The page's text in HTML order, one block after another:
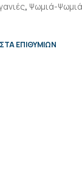
, Ψωμιά-
ΕΠΙΘΥΜΙΏΝ